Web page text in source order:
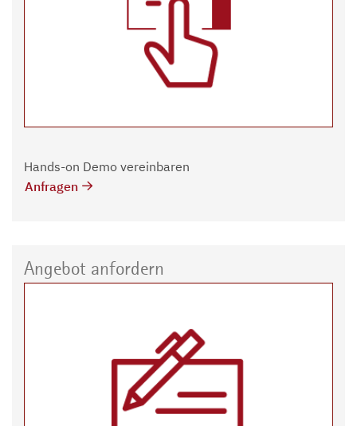
Hands-on Demo vereinbaren
Anfragen
Angebot anfordern